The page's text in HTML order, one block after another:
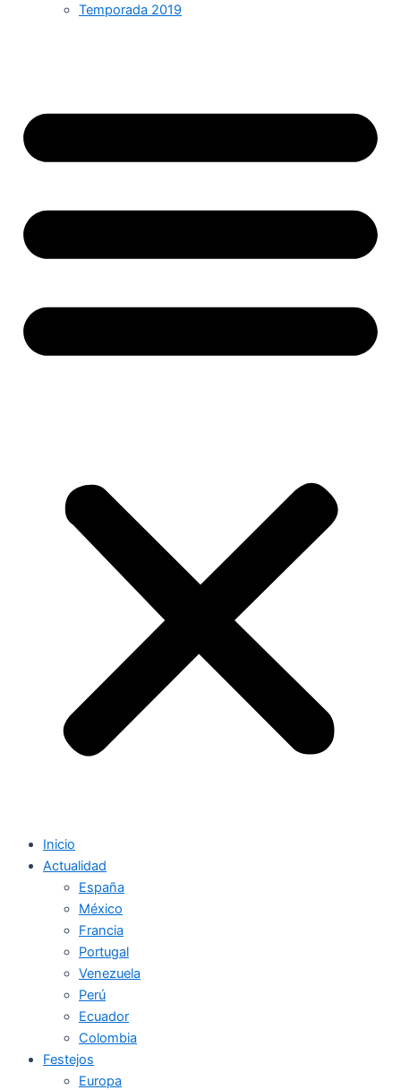
Temporada 2019
Inicio
Actualidad
España
México
Francia
Portugal
Venezuela
Perú
Ecuador
Colombia
Festejos
Europa